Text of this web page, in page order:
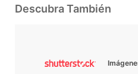
Descubra También